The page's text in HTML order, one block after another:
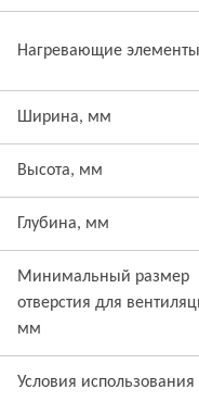
Нагревающие элементы
Ширина, мм
Высота, мм
Глубина, мм
Минимальный размер
отверстия для
мм
Условия использования